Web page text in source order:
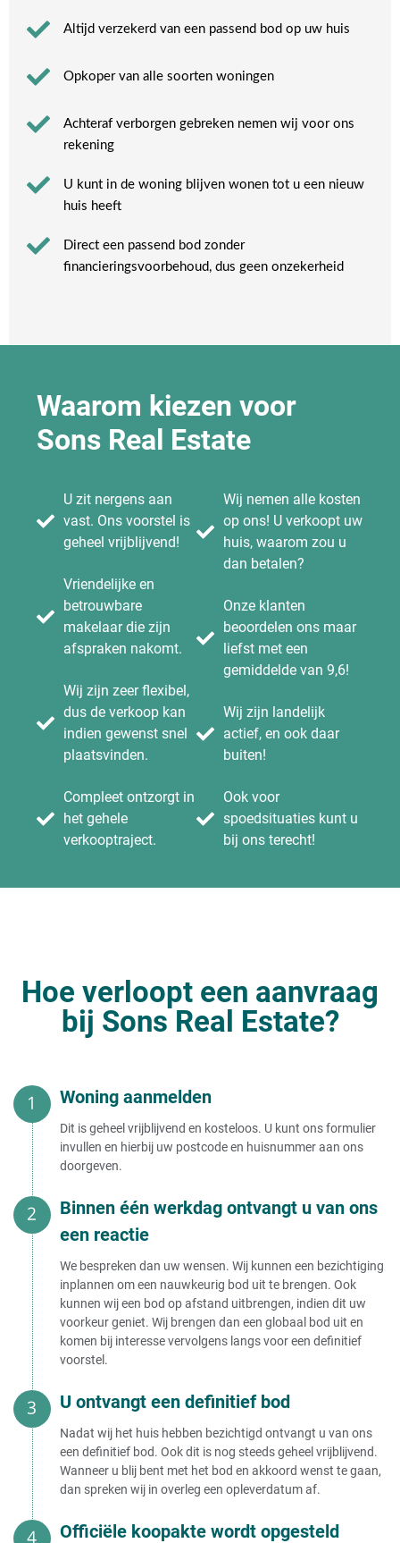
Altijd verzekerd van een passend bod op uw huis
Opkoper van alle soorten woningen
Achteraf verborgen gebreken nemen wij voor ons
rekening​
U kunt in de woning blijven wonen tot u een nieuw
huis heeft​
Direct een passend bod zonder
financieringsvoorbehoud, dus geen onzekerheid​
Waarom kiezen voor
Sons Real Estate
U zit nergens aan
vast. Ons voorstel is
geheel vrijblijvend!
Vriendelijke en
betrouwbare
makelaar die zijn
afspraken nakomt.
Wij zijn zeer flexibel,
dus de verkoop kan
indien gewenst snel
plaatsvinden.
Compleet ontzorgt in
het gehele
verkooptraject.
Wij nemen alle kosten
op ons! U verkoopt uw
huis, waarom zou u
dan betalen?
Onze klanten
beoordelen ons maar
liefst met een
gemiddelde van 9,6!
Wij zijn landelijk
actief, en ook daar
buiten!
Ook voor
spoedsituaties kunt u
bij ons terecht!
Hoe verloopt een aanvraag
bij Sons Real Estate?
Woning aanmelden
Dit is geheel vrijblijvend en kosteloos. U kunt ons formulier
invullen en hierbij uw postcode en huisnummer aan ons
doorgeven.
Binnen één werkdag ontvangt u van ons
een reactie
We bespreken dan uw wensen. Wij kunnen een bezichtiging
inplannen om een nauwkeurig bod uit te brengen. Ook
kunnen wij een bod op afstand uitbrengen, indien dit uw
voorkeur geniet. Wij brengen dan een globaal bod uit en
komen bij interesse vervolgens langs voor een definitief
voorstel.
U ontvangt een definitief bod
Nadat wij het huis hebben bezichtigd ontvangt u van ons
een definitief bod. Ook dit is nog steeds geheel vrijblijvend.
Wanneer u blij bent met het bod en akkoord wenst te gaan,
dan spreken wij in overleg een opleverdatum af.
Officiële koopakte wordt opgesteld